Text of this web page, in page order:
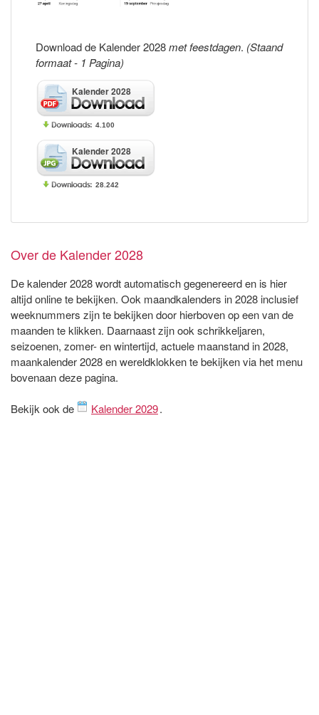
Download de Kalender 2028met feestdagen. (Staand
formaat - 1 Pagina)
Kalender 2028
4.100
Kalender 2028
28.242
Over de Kalender 2028
De kalender 2028 wordt automatisch gegenereerd en is hier
altijd online te bekijken. Ook maandkalenders in 2028 inclusief
weeknummers zijn te bekijken door hierboven op een van de
maanden te klikken. Daarnaast zijn ook schrikkeljaren,
seizoenen, zomer- en wintertijd, actuele maanstand in 2028,
maankalender 2028 en wereldklokken te bekijken via het menu
bovenaan deze pagina.
Bekijk ook de Kalender 2029.